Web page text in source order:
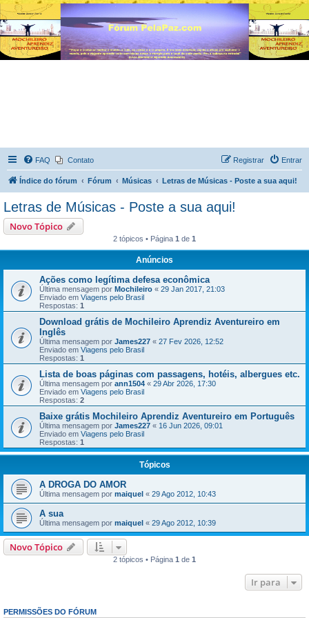
FAQ Contato Entrar
Registrar
Índice do fórum Fórum Músicas Letras de Músicas - Poste a sua aqui!
Letras de Músicas - Poste a sua aqui!
Novo Tópico
2 tópicos • Página 1 de 1
Anúncios
Ações como legítima defesa econômica
Última mensagem por Mochileiro « 29 Jan 2017, 21:03
Enviado em Viagens pelo Brasil
Respostas: 1
Download grátis de Mochileiro Aprendiz Aventureiro em
Inglês
Última mensagem por James227 « 27 Fev 2026, 12:52
Enviado em Viagens pelo Brasil
Respostas: 1
Lista de boas páginas com passagens, hotéis, albergues etc.
Última mensagem por ann1504 « 29 Abr 2026, 17:30
Enviado em Viagens pelo Brasil
Respostas: 2
Baixe grátis Mochileiro Aprendiz Aventureiro em Português
Última mensagem por James227 « 16 Jun 2026, 09:01
Enviado em Viagens pelo Brasil
Respostas: 1
Tópicos
A DROGA DO AMOR
Última mensagem por maiquel « 29 Ago 2012, 10:43
A sua
Última mensagem por maiquel « 29 Ago 2012, 10:39
Novo Tópico
2 tópicos • Página 1 de 1
Ir para
PERMISSÕES DO FÓRUM